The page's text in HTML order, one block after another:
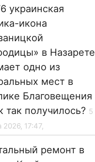
украинская
икона
в Назарете
одно из
мест в
Благовещения
так получилось? 5
2026, 17:47,
ремонт в